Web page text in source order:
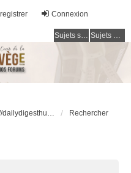
Connexion
Sujets sans réponse Sujets actifs
https://dailydigesthub.com Rechercher